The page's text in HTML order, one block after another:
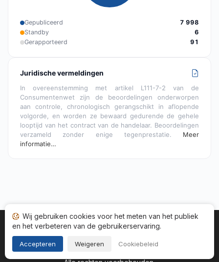
Gepubliceerd
7 998
Standby
6
Gerapporteerd
91
Juridische vermeldingen
In overeenstemming met artikel L111-7-2 van de
Consumentenwet zijn de beoordelingen onderworpen
aan controle, chronologisch gerangschikt in aflopende
volgorde, en worden ze bewaard gedurende de gehele
looptijd van het contract van de handelaar. Beoordelingen
verzameld zonder enige tegenprestatie. Meer
informatie…
Startpagina Status adviezen
Categorieën
Algemene
Copyright © 2026
Wij gebruiken cookies voor het meten van het publiek
en het verbeteren van de gebruikerservaring.
Accepteren Weigeren Cookiebeleid